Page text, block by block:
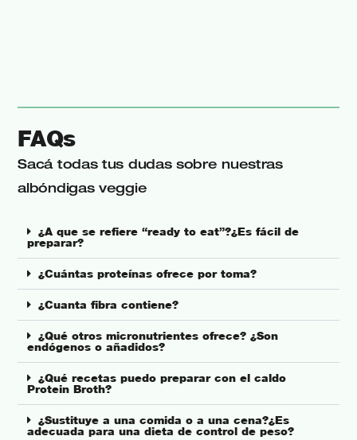
¿A que se refiere “ready to eat”?¿Es fácil de
preparar?
¿Cuántas proteínas ofrece por toma?
¿Cuanta fibra contiene?
¿Qué otros micronutrientes ofrece? ¿Son
endógenos o añadidos?
¿Qué recetas puedo preparar con el caldo
Protein Broth?
¿Sustituye a una comida o a una cena?¿Es
adecuada para una dieta de control de peso?
FAQs
Sacá todas tus dudas sobre nuestras
albóndigas veggie